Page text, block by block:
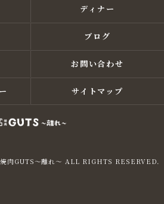
ディナー
ブログ
お問い合わせ
サイトマップ
肉GUTS～離れ～ ALL RIGHTS RESERVED.